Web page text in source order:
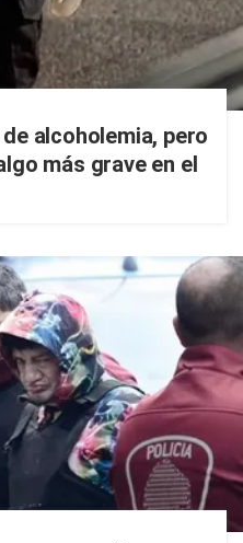
alcoholemia, pero
más grave en el